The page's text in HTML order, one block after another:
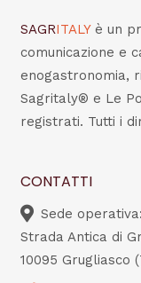
SAGRITALY è un
comunicazione e
enogastronomia,
Sagritaly® e Le
registrati. Tutti i
CONTATTI
Sede operativa:
Strada Antica di
10095 Grugliasco